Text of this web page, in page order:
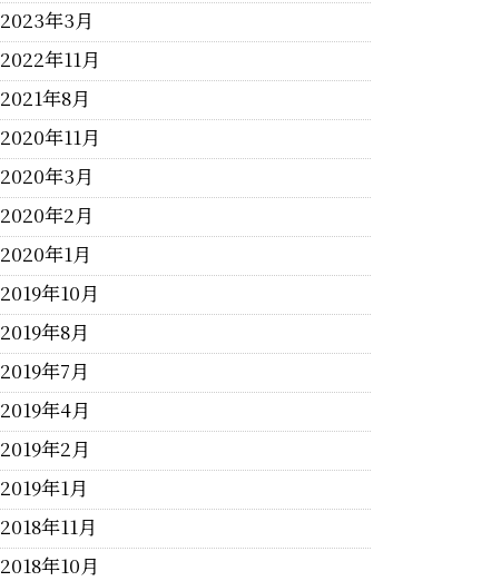
2023年3月
2022年11月
2021年8月
2020年11月
2020年3月
2020年2月
2020年1月
2019年10月
2019年8月
2019年7月
2019年4月
2019年2月
2019年1月
2018年11月
2018年10月